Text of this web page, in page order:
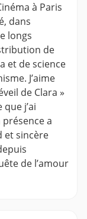
à Paris
dans
longs
de
et de science
J’aime
de Clara »
j’ai
a
et sincère
de l’amour